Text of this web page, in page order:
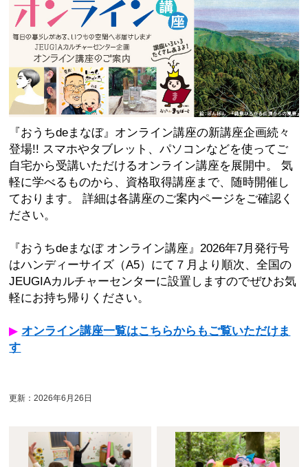
『おうちdeまなぼ』オンライン講座の新講座企画続々
登場!! スマホやタブレット、パソコンなどを使ってご
自宅から受講いただけるオンライン講座を展開中。 気
軽に学べるものから、資格取得講座まで、随時開催し
ております。 詳細は各講座のご案内ページをご確認く
ださい。
『おうちdeまなぼ オンライン講座』2026年7月発行号
はハンディーサイズ（A5）にて７月より順次、全国の
JEUGIAカルチャーセンターに設置しますのでぜひお気
軽にお持ち帰りください。
▶︎ オンライン講座一覧はこちらからもご覧いただけま
す
更新：2026年6月26日